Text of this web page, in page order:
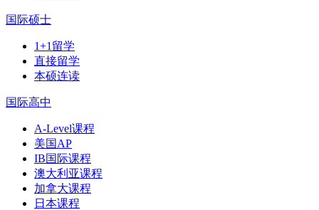
国际硕士
1+1留学
直接留学
本硕连读
国际高中
A-Level课程
美国AP
IB国际课程
澳大利亚课程
加拿大课程
日本课程